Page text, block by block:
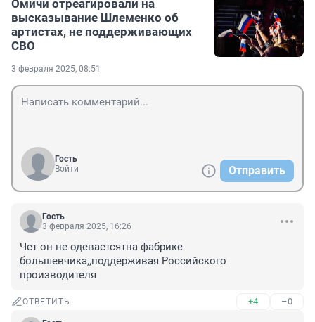
Омичи отреагировали на
высказывание Шлеменко об
артистах, не поддерживающих
СВО
3 февраля 2025, 08:51
Гость
Войти
Отправить
Гость
3 февраля 2025, 16:26
Чет он не одеваетсятна фабрике
большевчика,,поддерживая Российского
производителя
ОТВЕТИТЬ +4 –0